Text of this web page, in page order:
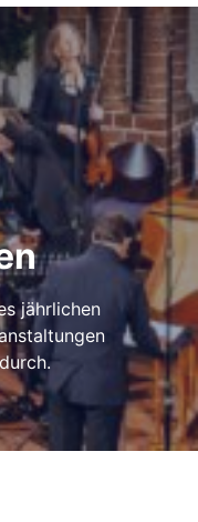
jährlichen